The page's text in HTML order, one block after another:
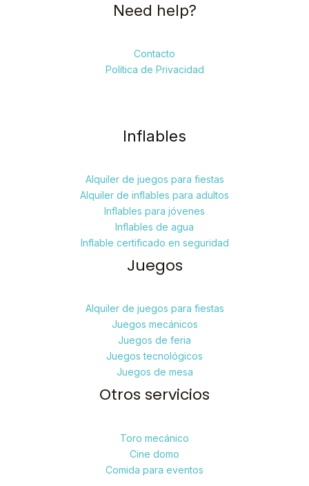
Need help?
Contacto
Política de Privacidad
Inflables
Alquiler de juegos para fiestas
Alquiler de inflables para adultos
Inflables para jóvenes
Inflables de agua
Inflable certificado en seguridad
Juegos
Alquiler de juegos para fiestas
Juegos mecánicos
Juegos de feria
Juegos tecnológicos
Juegos de mesa
Otros servicios
Toro mecánico
Cine domo
Comida para eventos